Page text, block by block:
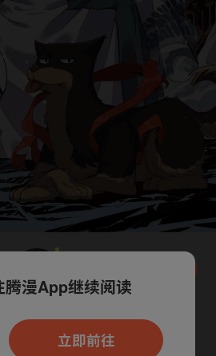
App阅读，可打开App新用
户7天免费看
腾漫App继续阅读
立即前往